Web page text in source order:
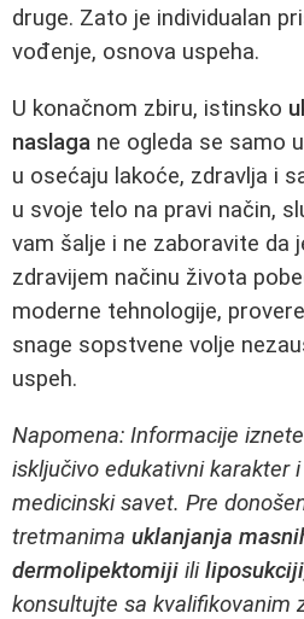
druge. Zato je individualan
vođenje, osnova uspeha.
U konačnom zbiru, istinsko
naslaga ne ogleda se samo
u osećaju lakoće, zdravlja i
u svoje telo na pravi način,
vam šalje i ne zaboravite da
zdravijem načinu života
moderne tehnologije,
snage sopstvene volje
uspeh.
Napomena: Informacije
isključivo edukativni karakter
medicinski savet. Pre
tretmanima uklanjanja
dermolipektomiji ililiposukciji
konsultujte sa kvalifikovanim